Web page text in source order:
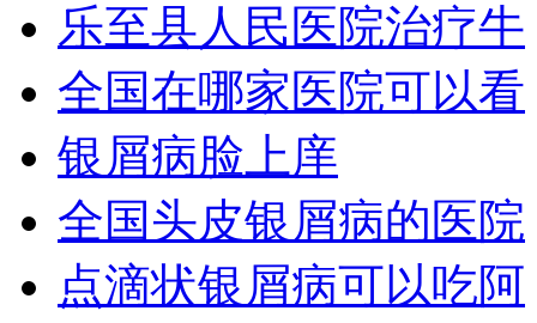
乐至县人民医院治疗牛
全国在哪家医院可以看
银屑病脸上庠
全国头皮银屑病的医院
点滴状银屑病可以吃阿